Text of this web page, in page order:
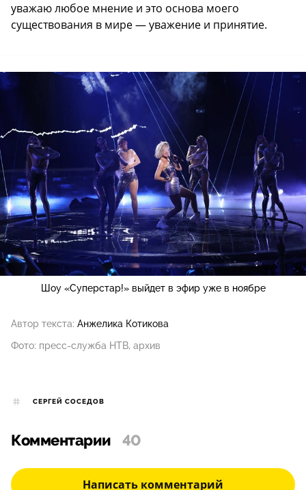
уважаю любое мнение и это основа моего
существования в мире — уважение и принятие.
Шоу «Суперстар!» выйдет в эфир уже в ноябре
Автор текста: Анжелика Котикова
Фото: пресс-служба НТВ, архив
СЕРГЕЙ СОСЕДОВ
Комментарии 40
Написать комментарий